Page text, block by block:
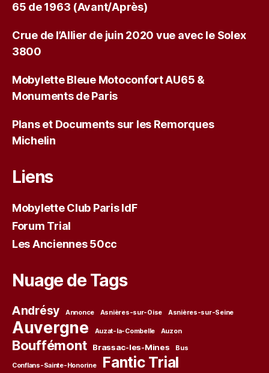
65 de 1963 (Avant/Après)
Crue de l’Allier de juin 2020 vue avec le Solex
3800
Mobylette Bleue Motoconfort AU65 &
Monuments de Paris
Plans et Documents sur les Remorques
Michelin
Liens
Mobylette Club Paris IdF
Forum Trial
Les Anciennes 50cc
Nuage de Tags
Andrésy Annonce Asnières-sur-Oise Asnières-sur-Seine
Auvergne Auzat-la-Combelle Auzon
Bouffémont Brassac-les-Mines Bus
Conflans-Sainte-Honorine Fantic Trial